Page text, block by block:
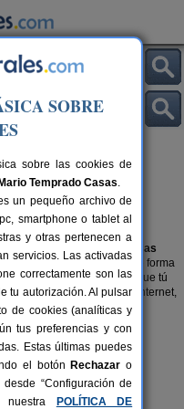
en
es ir directo a buscar
casas
organizar tu viaje de forma
disponible en la fecha que tú
ya directamente por internet,
online en Canarias.
SOBRE
sobre las cookies de
Mario Temprado Casas.
un pequeño archivo de
smartphone o tablet al
y otras pertenecen a
servicios. Las activadas
correctamente son las
tu autorización. Al pulsar
de cookies (analíticas y
tus preferencias y con
Estas últimas puedes
el botón Rechazar o
“Configuración de
nuestra
POLÍTICA DE